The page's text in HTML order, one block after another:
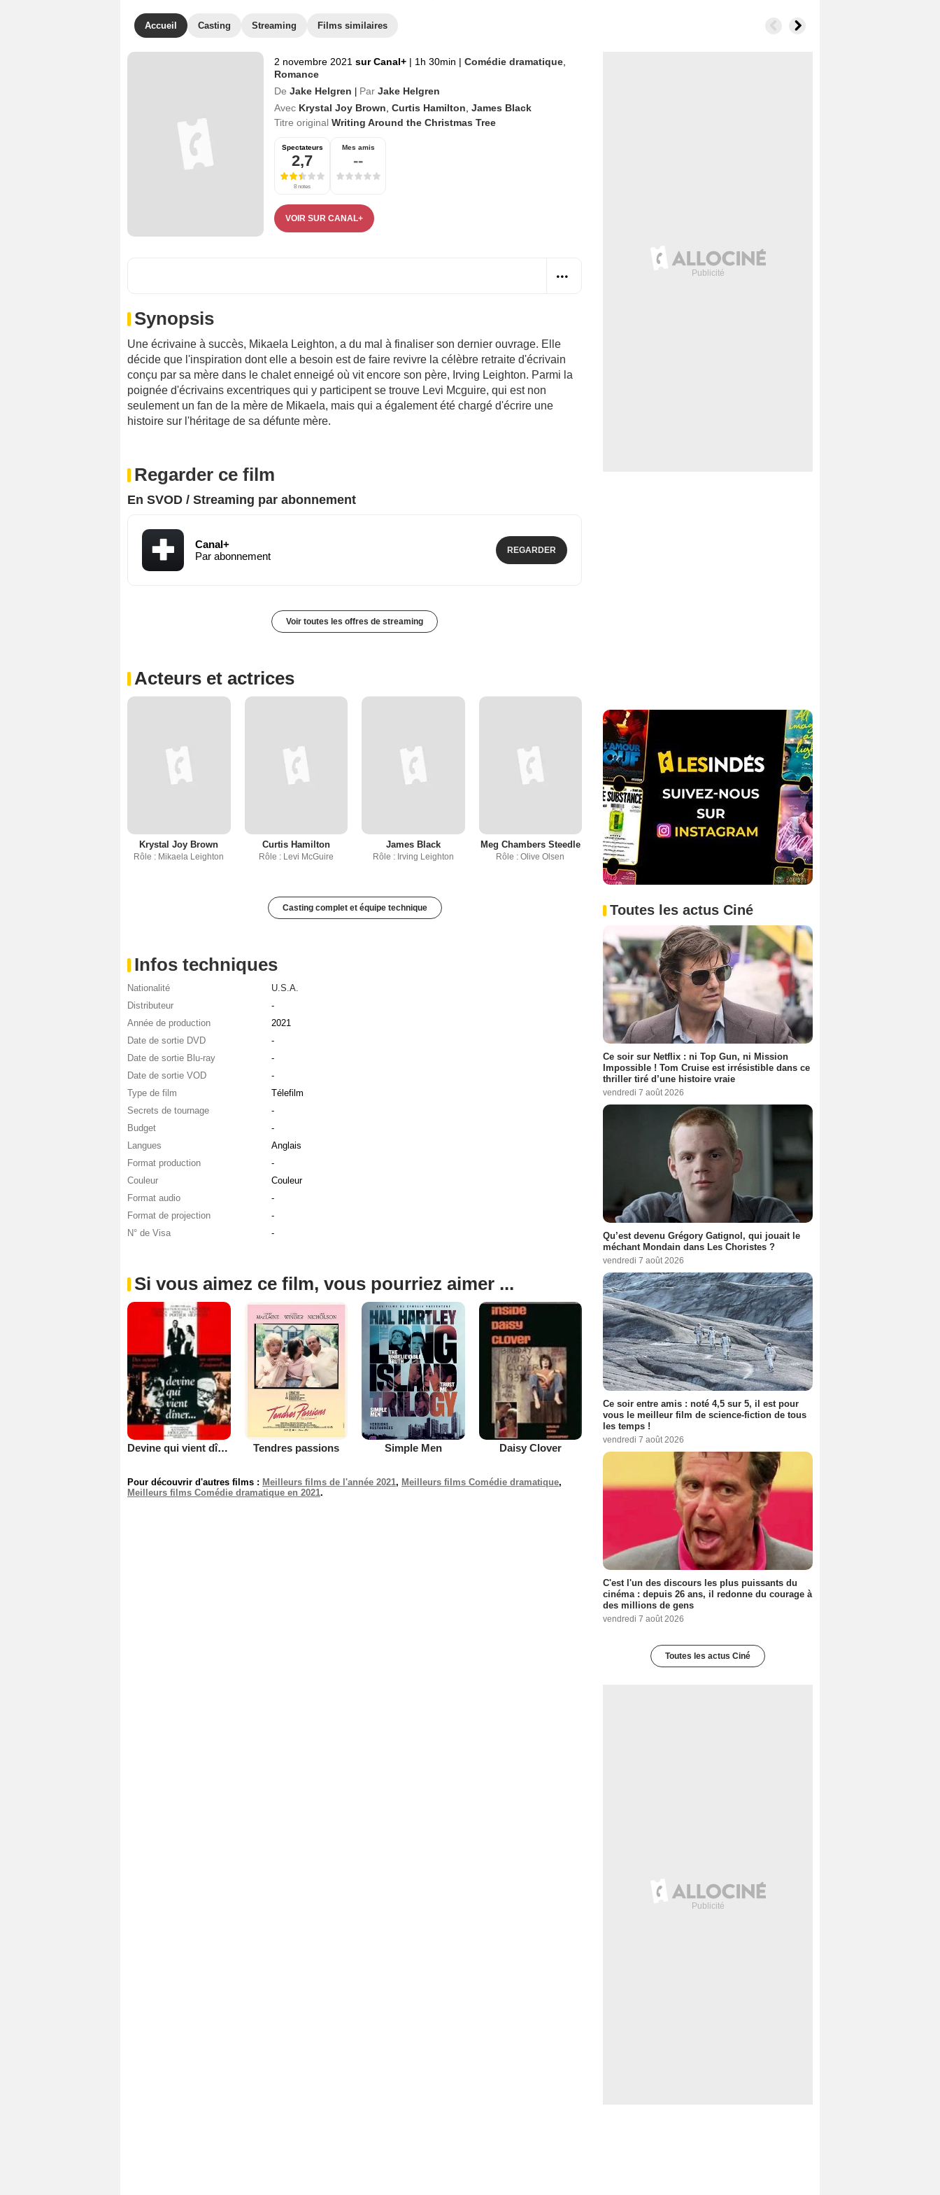
Accueil Casting Streaming Films similaires
2 novembre 2021 sur Canal+ | 1h 30min | Comédie dramatique
Romance
De Jake Helgren Par Jake Helgren
Avec Krystal Joy Brown Curtis Hamilton James Black
Titre original Writing Around the Christmas Tree
Spectateurs
2,7
8 notes
Mes amis
--
VOIR SUR CANAL+
Synopsis
Une écrivaine à succès, Mikaela Leighton, a du mal à finaliser son dernier ouvrage. Elle
décide que l'inspiration dont elle a besoin est de faire revivre la célèbre retraite d'écrivain
conçu par sa mère dans le chalet enneigé où vit encore son père, Irving Leighton. Parmi la
poignée d'écrivains excentriques qui y participent se trouve Levi Mcguire, qui est non
seulement un fan de la mère de Mikaela, mais qui a également été chargé d'écrire une
histoire sur l'héritage de sa défunte mère.
Regarder ce film
En SVOD / Streaming par abonnement
Canal+
Par abonnement
REGARDER
Voir toutes les offres de streaming
Acteurs et actrices
Krystal Joy Brown
Rôle : Mikaela Leighton
Curtis Hamilton
Rôle : Levi McGuire
James Black
Rôle : Irving Leighton
Meg Chambers Steedle
Rôle : Olive Olsen
Casting complet et équipe technique
Infos techniques
Nationalité
U.S.A.
Distributeur
-
Année de production
2021
Date de sortie DVD
-
Date de sortie Blu-ray
-
Date de sortie VOD
-
Type de film
Télefilm
Secrets de tournage
-
Budget
-
Langues
Anglais
Format production
-
Couleur
Couleur
Format audio
-
Format de projection
-
N° de Visa
-
Si vous aimez ce film, vous pourriez aimer ...
Devine qui vient dîner... Tendres passions Simple Men Daisy Clover
Pour découvrir d'autres films : Meilleurs films de l'année 2021, Meilleurs films Comédie dramatique,
Meilleurs films Comédie dramatique en 2021.
Toutes les actus Ciné
Ce soir sur Netflix : ni Top Gun, ni Mission
Impossible ! Tom Cruise est irrésistible dans ce
thriller tiré d’une histoire vraie
vendredi 7 août 2026
Qu’est devenu Grégory Gatignol, qui jouait le
méchant Mondain dans Les Choristes ?
vendredi 7 août 2026
Ce soir entre amis : noté 4,5 sur 5, il est pour
vous le meilleur film de science-fiction de tous
les temps !
vendredi 7 août 2026
C'est l'un des discours les plus puissants du
cinéma : depuis 26 ans, il redonne du courage à
des millions de gens
vendredi 7 août 2026
Toutes les actus Ciné